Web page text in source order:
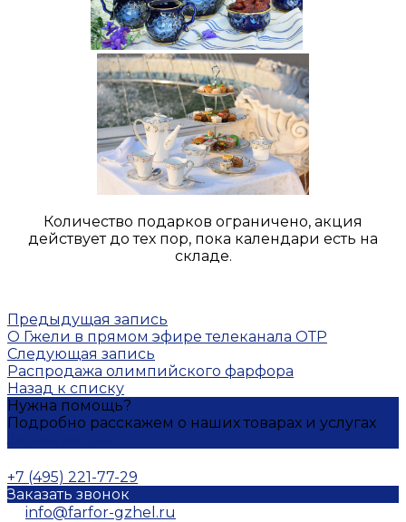
Количество подарков ограничено, акция
действует до тех пор, пока календари есть на
складе.
Предыдущая запись
О Гжели в прямом эфире телеканала ОТР
Следующая запись
Распродажа олимпийского фарфора
Назад к списку
Нужна помощь?
Подробно расскажем о наших товарах и услугах
+7 (495) 221-77-29
Заказать звонок
info@farfor-gzhel.ru